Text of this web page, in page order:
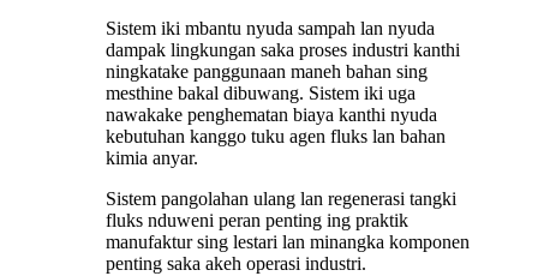
Sistem iki mbantu nyuda sampah lan nyuda
dampak lingkungan saka proses industri kanthi
ningkatake panggunaan maneh bahan sing
mesthine bakal dibuwang. Sistem iki uga
nawakake penghematan biaya kanthi nyuda
kebutuhan kanggo tuku agen fluks lan bahan
kimia anyar.
Sistem pangolahan ulang lan regenerasi tangki
fluks nduweni peran penting ing praktik
manufaktur sing lestari lan minangka komponen
penting saka akeh operasi industri.